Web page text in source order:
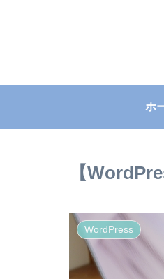
ホ
【
WordPress